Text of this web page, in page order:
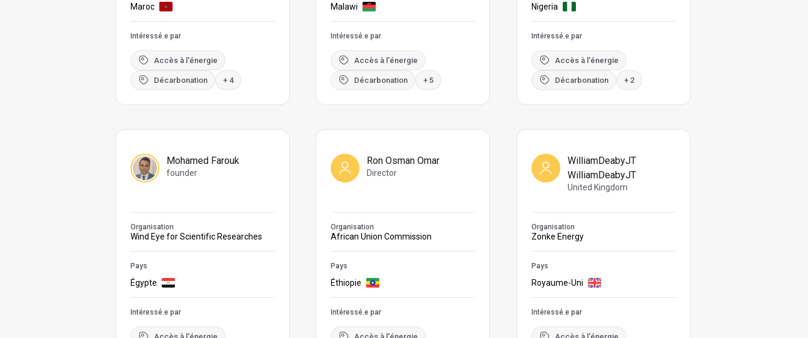
Maroc
Intéressé.e par
Accès à l'énergie
Décarbonation + 4
Malawi
Intéressé.e par
Accès à l'énergie
Décarbonation + 5
Nigeria
Intéressé.e par
Accès à l'énergie
Décarbonation + 2
Mohamed Farouk
founder
Organisation
Wind Eye for Scientific Researches
Pays
Égypte
Intéressé.e par
Ron Osman Omar
Director
Organisation
African Union Commission
Pays
Éthiopie
Intéressé.e par
WilliamDeabyJT
WilliamDeabyJT
United Kingdom
Organisation
Zonke Energy
Pays
Royaume-Uni
Intéressé.e par